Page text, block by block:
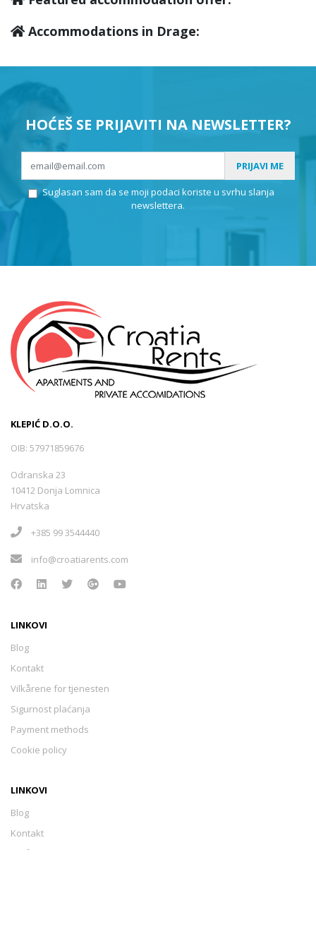
Accommodations in Drage:
HOĆEŠ SE PRIJAVITI NA NEWSLETTER?
PRIJAVI ME
Suglasan sam da se moji podaci koriste u svrhu slanja
newslettera.
KLEPIĆ D.O.O.
OIB: 57971859676
Odranska 23
10412 Donja Lomnica
Hrvatska
+385 99 3544440
info@croatiarents.com
LINKOVI
Blog
Kontakt
Vilkårene for tjenesten
Sigurnost plaćanja
Payment methods
Cookie policy
LINKOVI
Blog
Kontakt
Vilkårene for tjenesten